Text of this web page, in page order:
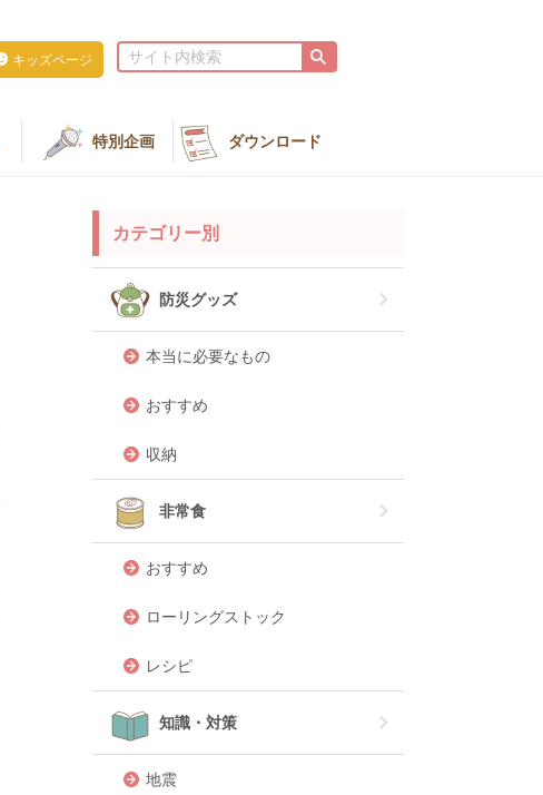
キッズページ
特別企画 ダウンロード
カテゴリー別
防災グッズ
本当に必要なもの
おすすめ
収納
非常食
おすすめ
ローリングストック
レシピ
知識・対策
地震